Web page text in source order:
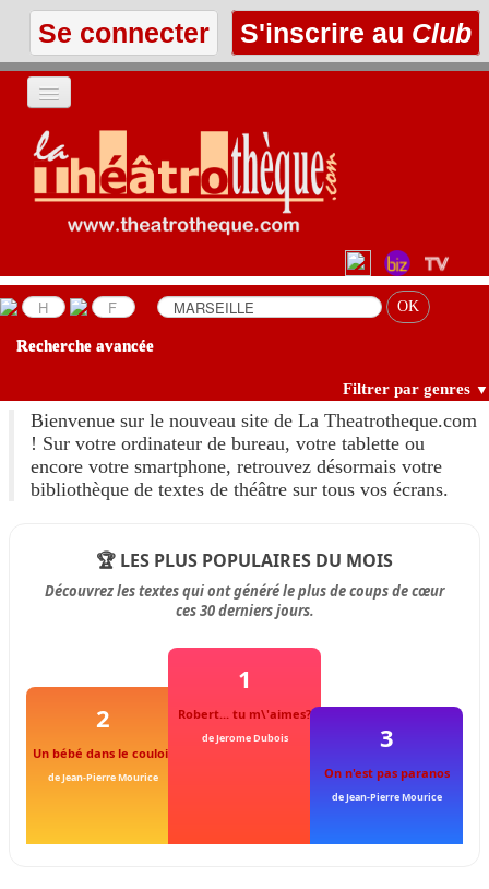
Se connecter S'inscrire au Club
ACCUEIL
LES TEXTES
LES ANNONCES
Recherche avancée
Filtrer par genres ▼
Bienvenue sur le nouveau site de La Theatrotheque.com
! Sur votre ordinateur de bureau, votre tablette ou
encore votre smartphone, retrouvez désormais votre
bibliothèque de textes de théâtre sur tous vos écrans.
🏆 LES PLUS POPULAIRES DU MOIS
Découvrez les textes qui ont généré le plus de coups de cœur
ces 30 derniers jours.
1
Robert... tu m\'aimes?
de Jerome Dubois
2
Un bébé dans le couloir
de Jean-Pierre Mourice
3
On n'est pas paranos
de Jean-Pierre Mourice